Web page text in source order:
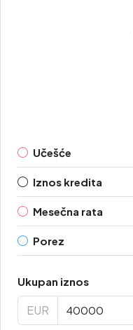
Učešće
Iznos kredita
Mesečna rata
Porez
Ukupan iznos
EUR